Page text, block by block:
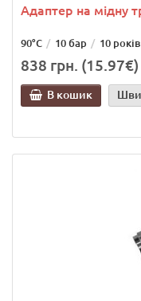
Адаптер на мідну
90°C 10 бар 10 років
838 грн. (15.97€)
В кошик